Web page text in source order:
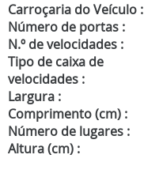
Carroçaria do Veículo :
Número de portas :
N.º de velocidades :
Tipo de caixa de
velocidades :
Largura :
Comprimento (cm) :
Número de lugares :
Altura (cm) :